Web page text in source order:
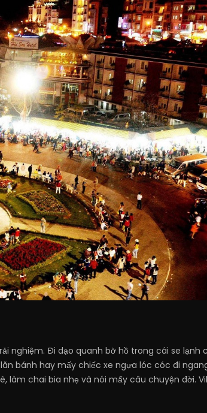
nghiệm. Đi dạo quanh bờ hồ trong cái se lạnh
bánh hay mấy chiếc xe ngựa lóc cóc đi
làm chai bia nhẹ và nói mấy câu chuyện đời.